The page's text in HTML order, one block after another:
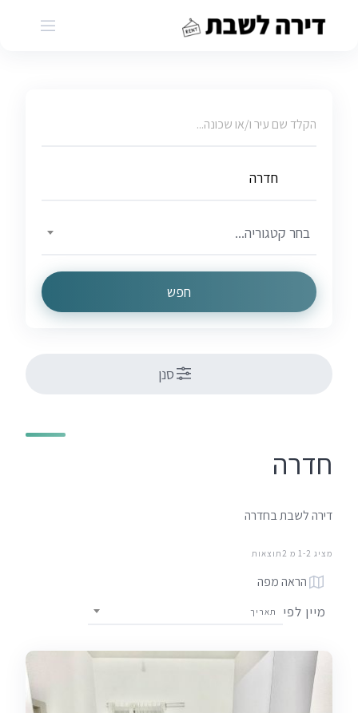
בחר קטגוריה...
חפש
סנן
חדרה
דירה לשבת בחדרה
מציג 1-2 מ 2תוצאות
הראה מפה
מיין לפי תאריך